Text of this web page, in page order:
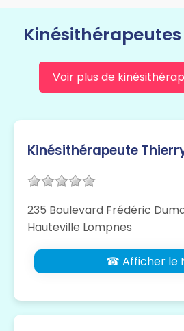
Voir plus de
Kinésithérapeute
235 Boulevard Frédéric
Hauteville Lompnes
☎ Afficher le